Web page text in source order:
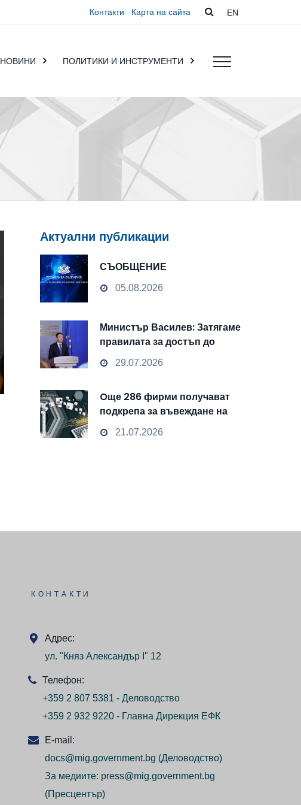
Контакти Карта на сайта EN
НОВИНИ ПОЛИТИКИ И ИНСТРУМЕНТИ
Актуални публикации
СЪОБЩЕНИЕ
05.08.2026
Министър Василев: Затягаме
правилата за достъп до
чувствителни данни
29.07.2026
Oще 286 фирми получават
подкрепа за въвеждане на
изкуствен интелект и
облачни технологии
21.07.2026
КОНТАКТИ
Адрес:
ул. "Княз Александър I" 12
Телефон:
+359 2 807 5381 - Деловодство
+359 2 932 9220 - Главна Дирекция ЕФК
E-mail:
docs@mig.government.bg (Деловодство)
За медиите: press@mig.government.bg
(Пресцентър)